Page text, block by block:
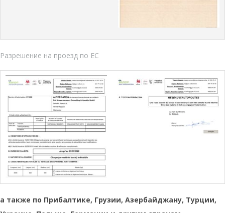
Разрешение на проезд по ЕС
а также по Прибалтике, Грузии, Азербайджану, Турции,